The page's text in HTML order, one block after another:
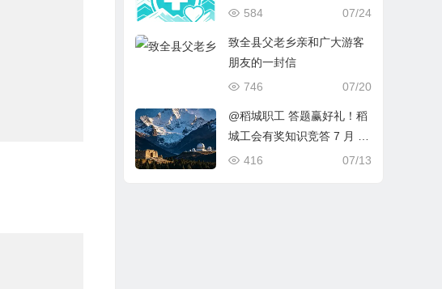
07/24
584
致全县父老乡亲和广大游客
朋友的一封信
07/20
746
@稻城职工 答题赢好礼！稻
城工会有奖知识竞答 7 月 15
日上线
07/13
416